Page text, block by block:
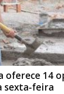
oferece 14
sexta-feira